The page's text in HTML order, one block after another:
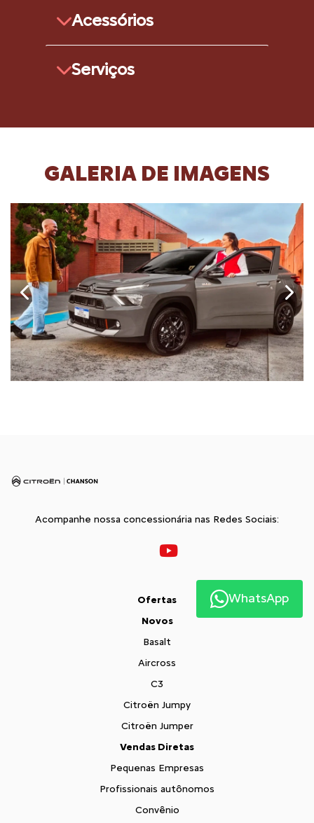
Acessórios
Serviços
GALERIA DE IMAGENS
Anterior
Acompanhe nossa concessionária nas Redes Sociais:
Ofertas
Novos
Basalt
Aircross
C3
Citroën Jumpy
Citroën Jumper
Vendas Diretas
Pequenas Empresas
Profissionais autônomos
Convênio
WhatsApp